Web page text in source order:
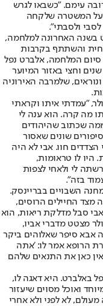
עימם. "כשבאו לגרש
על המשטרה שלקחה
ולסבתי".
בשנה האחרונה למלחמה,
והשתתף בקרבות
נמצא בסלובקיה. במאי 1945, עם סיום המלחמה, אלברט נפל
וחצי באזור המיוער
שלמרבה האירוניה
בולר, "עמדתי איתו וקראתי
מה קרה. הוא ענה לי
ממה שכתוב שהיהודים
שונים שאסור
חוו. אבי לא היה
היו לו טראומות,
לי ולאחי לצפות
בזה".
השבויים בבריינסק.
מצד החיילים הרוסים,
סבל מדלקת ריאות, הוא
מצטט מדברי אביו,
אבא סיפר שאלוהים ביקר
הרופא אמר לו: 'אתה
כאן את התנאים שלהם
באלברט. היא דאגה לו,
ואוכל מסוים שיעזור
לא לפני ולא אחרי